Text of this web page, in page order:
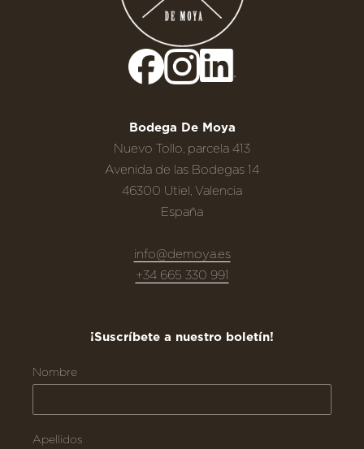
Bodega De Moya
Nuevo Tollo, parcela 413
Avenida de las Bodegas 14
46300 Utiel, Valencia
España
info@demoya.es
+34 665 330 991
¡Suscríbete a nuestro boletín!
Nombre
Apellidos